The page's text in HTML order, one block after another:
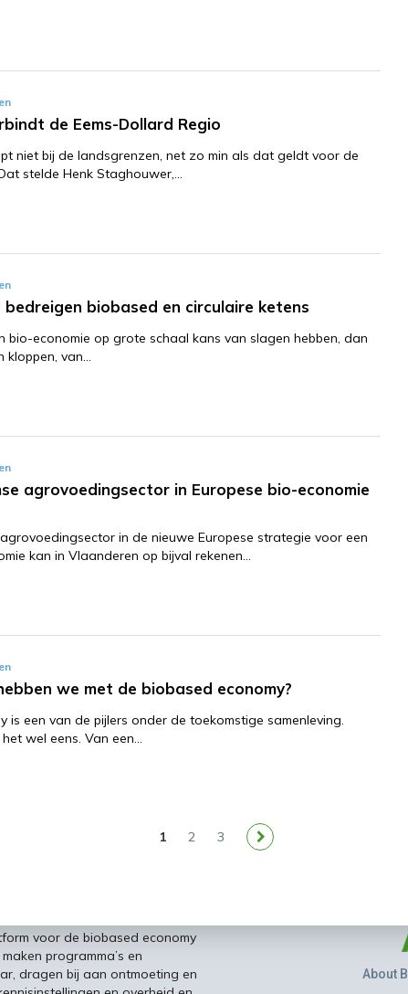
de Eems-Dollard Regio
niet bij de landsgrenzen, net zo min als dat geldt voor de
stelde Henk Staghouwer,…
bedreigen biobased en circulaire ketens
bio-economie op grote schaal kans van slagen hebben, dan
van…
agrovoedingsector in Europese bio-economie
in de nieuwe Europese strategie voor een
kan in Vlaanderen op bijval rekenen…
we met de biobased economy?
is een van de pijlers onder de toekomstige samenleving.
wel eens. Van een…
1 2 3
voor de biobased economy
programma’s en
dragen bij aan ontmoeting en
About